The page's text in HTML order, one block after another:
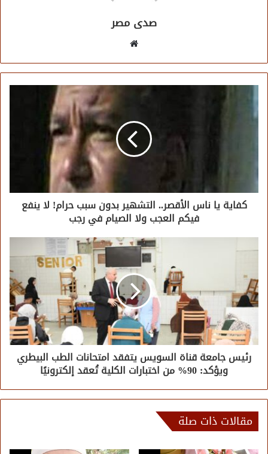
صدى مصر
كفاية يا ناس الأقصر.. التشهير بدون سبب حرام! لا ينفع
فيكم العجب ولا الصيام في رجب
رئيس جامعة قناة السويس يتفقد امتحانات الطب البيطري
ويؤكد: 90% من اختبارات الكلية تُعقد إلكترونيًا
مقالات ذات صلة